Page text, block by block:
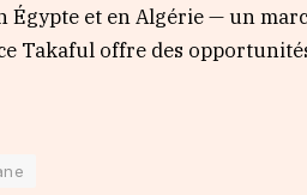
Égypte et en Algérie — un
Takaful offre des